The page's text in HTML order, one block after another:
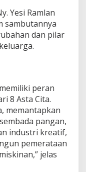
Yesi Ramlan
sambutannya
dan pilar
peran
8 Asta Cita.
memantapkan
pangan,
industri kreatif,
pemerataan
jelas